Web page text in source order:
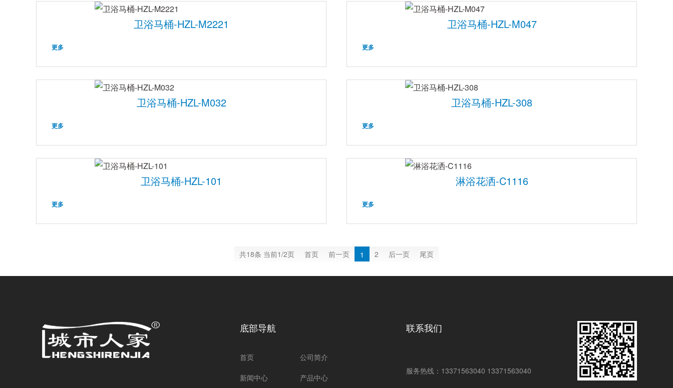
卫浴马桶-HZL-M2221
更多
卫浴马桶-HZL-M047
更多
卫浴马桶-HZL-M032
更多
卫浴马桶-HZL-308
更多
卫浴马桶-HZL-101
更多
淋浴花洒-C1116
更多
共18条 当前1/2页 首页 前一页 1 2 后一页 尾页
底部导航
首页 公司简介
新闻中心 产品中心
联系我们
服务热线：13371563040 13371563040